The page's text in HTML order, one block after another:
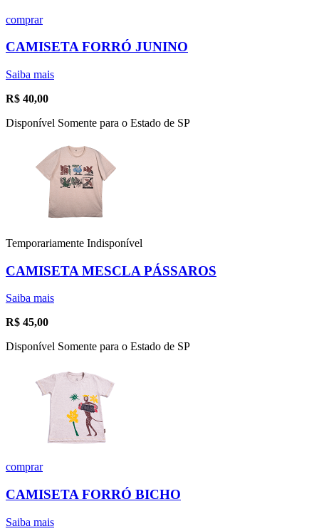
comprar
CAMISETA FORRÓ JUNINO
Saiba mais
R$ 40,00
Disponível Somente para o Estado de SP
Temporariamente Indisponível
CAMISETA MESCLA PÁSSAROS
Saiba mais
R$ 45,00
Disponível Somente para o Estado de SP
comprar
CAMISETA FORRÓ BICHO
Saiba mais